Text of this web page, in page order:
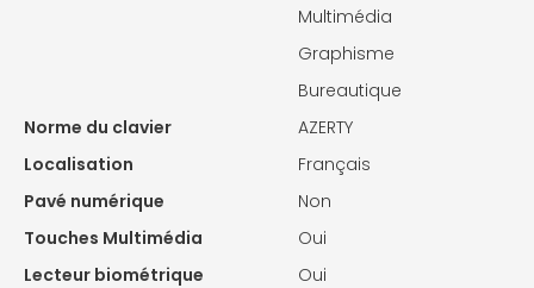
Multimédia
Graphisme
Bureautique
Norme du clavier
AZERTY
Localisation
Français
Pavé numérique
Non
Touches Multimédia
Oui
Lecteur biométrique
Oui